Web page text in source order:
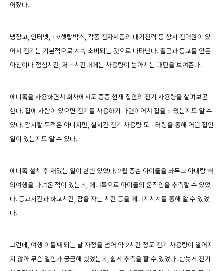
어졌다.
냉장고, 인터넷, TV셋탑박스, 각종 전자제품의 대기전력 등 상시 전력원이 있
어서 전기는 기본적으로 계속 소비되는 것으로 나타난다. 출근과 등교를 앞둔
아침이나 점심시간, 저녁시간대에는 사용량이 높아지는 패턴을 보여준다.
에너톡을 사용하면서 회사에서도 종종 현재 집안의 전기 사용량을 살펴보곤
한다. 집에 사람이 있으면 전기를 사용하기 마련이어서 집을 비웠는지도 알 수
있다. 감시할 목적은 아니지만, 실시간 전기 사용량 모니터링을 통해 어떤 집안
일이 있는지도 알 수 있다.
에너톡 설치 후 재밌는 일이 한번 있었다. 2월 중순 아이들을 놔두고 아내랑 해
외여행을 다녀온 적이 있는데, 에너톡으로 아이들의 움직임을 추측할 수 있었
다. 등교시간과 하교시간, 잠을 자는 시간 등을 에너지시계를 통해 알 수 있었
다.
그런데, 여행 이틀째 되는 날 자정을 넘어 약 2시간 정도 전기 사용량이 떨어지
지 않아 무슨 일인가 궁금해 했었는데, 쉽게 추측을 할 수 있었다. 밤늦게 전기